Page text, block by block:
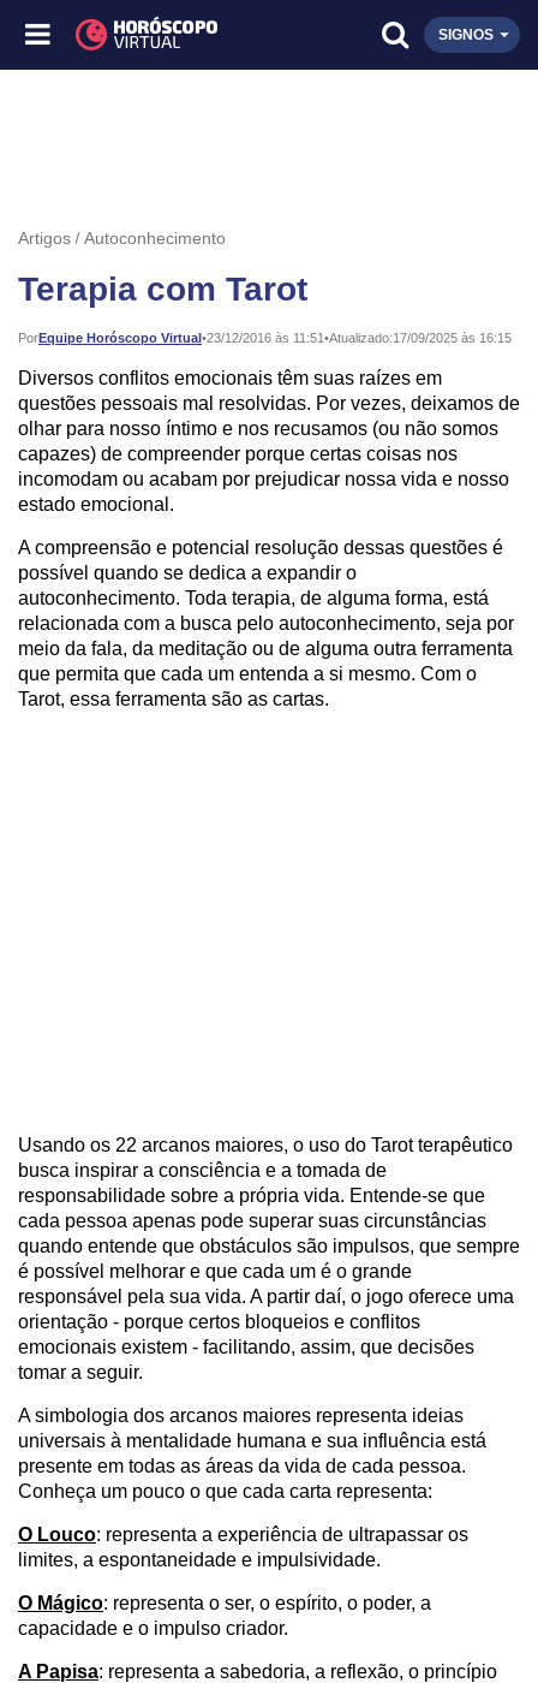
SIGNOS
Artigos Autoconhecimento
Terapia com Tarot
PorEquipe Horóscopo Virtual•
Publicado: 23/12/2016 às 11:51•Atualizado:17/09/2025 às 16:15
Diversos conflitos emocionais têm suas raízes em
questões pessoais mal resolvidas. Por vezes, deixamos de
olhar para nosso íntimo e nos recusamos (ou não somos
capazes) de compreender porque certas coisas nos
incomodam ou acabam por prejudicar nossa vida e nosso
estado emocional.
A compreensão e potencial resolução dessas questões é
possível quando se dedica a expandir o
autoconhecimento. Toda terapia, de alguma forma, está
relacionada com a busca pelo autoconhecimento, seja por
meio da fala, da meditação ou de alguma outra ferramenta
que permita que cada um entenda a si mesmo. Com o
Tarot, essa ferramenta são as cartas.
Usando os 22 arcanos maiores, o uso do Tarot terapêutico
busca inspirar a consciência e a tomada de
responsabilidade sobre a própria vida. Entende-se que
cada pessoa apenas pode superar suas circunstâncias
quando entende que obstáculos são impulsos, que sempre
é possível melhorar e que cada um é o grande
responsável pela sua vida. A partir daí, o jogo oferece uma
orientação - porque certos bloqueios e conflitos
emocionais existem - facilitando, assim, que decisões
tomar a seguir.
A simbologia dos arcanos maiores representa ideias
universais à mentalidade humana e sua influência está
presente em todas as áreas da vida de cada pessoa.
Conheça um pouco o que cada carta representa:
O Louco: representa a experiência de ultrapassar os
limites, a espontaneidade e impulsividade.
O Mágico: representa o ser, o espírito, o poder, a
capacidade e o impulso criador.
A Papisa: representa a sabedoria, a reflexão, o princípio